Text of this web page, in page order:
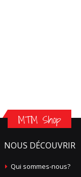
MTM Shop
NOUS DÉCOUVRIR
Qui sommes-nous?